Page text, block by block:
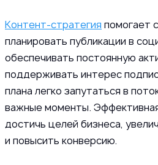
Контент-стратегия помогает
планировать публикации в
обеспечивать постоянную
поддерживать интерес
плана легко запутаться в
важные моменты.
достичь целей бизнеса,
и повысить конверсию.